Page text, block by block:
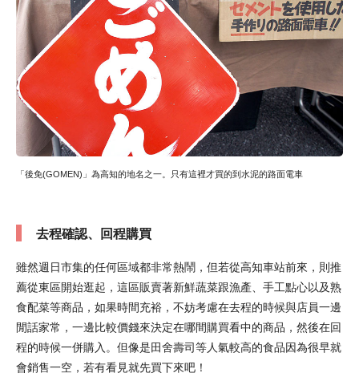
「後免(GOMEN)」為高知的地名之一。只有這裡才買的到水泥的路面電車
去程確認、回程購買
雖然週日市集的任何區域都非常熱鬧，但若從高知車站前來，則推
薦從東區開始逛起，這區販賣著新鮮蔬菜跟漁產、手工點心以及熟
食配菜等商品，如果時間充裕，不妨考慮在去程的時候與店員一邊
閒話家常，一邊比較價錢來決定在哪間購買看中的商品，然後在回
程的時候一併購入。但像是田舍壽司等人氣較高的食品因為很早就
會銷售一空，若有看見就先買下來吧！